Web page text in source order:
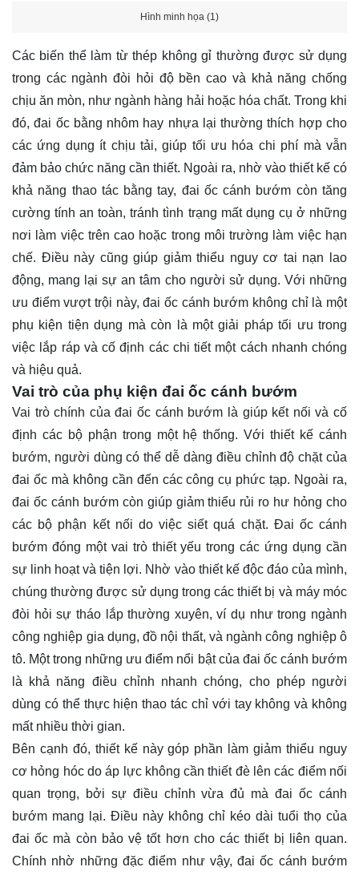
Hình minh họa (1)
Các biến thể làm từ thép không gỉ thường được sử dụng
trong các ngành đòi hỏi độ bền cao và khả năng chống
chịu ăn mòn, như ngành hàng hải hoặc hóa chất. Trong khi
đó, đai ốc bằng nhôm hay nhựa lại thường thích hợp cho
các ứng dụng ít chịu tải, giúp tối ưu hóa chi phí mà vẫn
đảm bảo chức năng cần thiết. Ngoài ra, nhờ vào thiết kế có
khả năng thao tác bằng tay, đai ốc cánh bướm còn tăng
cường tính an toàn, tránh tình trạng mất dụng cụ ở những
nơi làm việc trên cao hoặc trong môi trường làm việc hạn
chế. Điều này cũng giúp giảm thiểu nguy cơ tai nạn lao
động, mang lại sự an tâm cho người sử dụng. Với những
ưu điểm vượt trội này, đai ốc cánh bướm không chỉ là một
phụ kiện tiện dụng mà còn là một giải pháp tối ưu trong
việc lắp ráp và cố định các chi tiết một cách nhanh chóng
và hiệu quả.
Vai trò của phụ kiện đai ốc cánh bướm
Vai trò chính của đai ốc cánh bướm là giúp kết nối và cố
định các bộ phận trong một hệ thống. Với thiết kế cánh
bướm, người dùng có thể dễ dàng điều chỉnh độ chặt của
đai ốc mà không cần đến các công cụ phức tạp. Ngoài ra,
đai ốc cánh bướm còn giúp giảm thiểu rủi ro hư hỏng cho
các bộ phận kết nối do việc siết quá chặt. Đai ốc cánh
bướm đóng một vai trò thiết yếu trong các ứng dụng cần
sự linh hoạt và tiện lợi. Nhờ vào thiết kế độc đáo của mình,
chúng thường được sử dụng trong các thiết bị và máy móc
đòi hỏi sự tháo lắp thường xuyên, ví dụ như trong ngành
công nghiệp gia dụng, đồ nội thất, và ngành công nghiệp ô
tô. Một trong những ưu điểm nổi bật của đai ốc cánh bướm
là khả năng điều chỉnh nhanh chóng, cho phép người
dùng có thể thực hiện thao tác chỉ với tay không và không
mất nhiều thời gian.
Bên cạnh đó, thiết kế này góp phần làm giảm thiểu nguy
cơ hỏng hóc do áp lực không cần thiết đè lên các điểm nối
quan trọng, bởi sự điều chỉnh vừa đủ mà đai ốc cánh
bướm mang lại. Điều này không chỉ kéo dài tuổi thọ của
đai ốc mà còn bảo vệ tốt hơn cho các thiết bị liên quan.
Chính nhờ những đặc điểm như vậy, đai ốc cánh bướm